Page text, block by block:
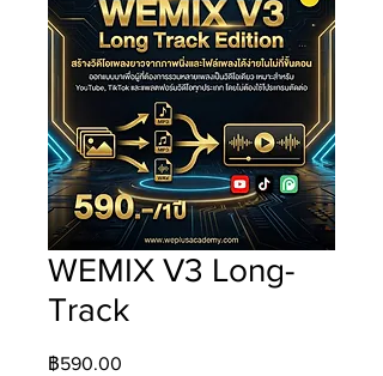
WEMIX V3 Long-
Track
฿590.00